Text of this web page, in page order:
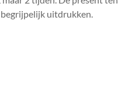
uitdrukken.